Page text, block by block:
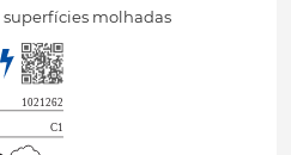
superfícies molhadas